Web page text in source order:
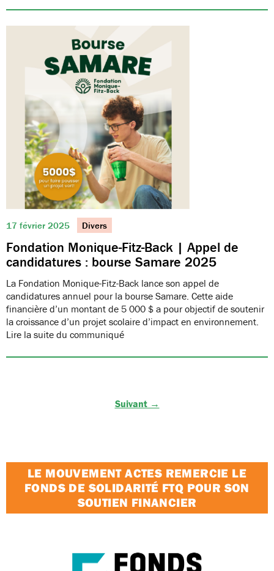
17 février 2025 Divers
Fondation Monique-Fitz-Back | Appel de
candidatures : bourse Samare 2025
La Fondation Monique-Fitz-Back lance son appel de
candidatures annuel pour la bourse Samare. Cette aide
financière d’un montant de 5 000 $ a pour objectif de soutenir
la croissance d’un projet scolaire d’impact en environnement.
Lire la suite du communiqué
Suivant →
LE MOUVEMENT ACTES REMERCIE LE
FONDS DE SOLIDARITÉ FTQ POUR SON
SOUTIEN FINANCIER